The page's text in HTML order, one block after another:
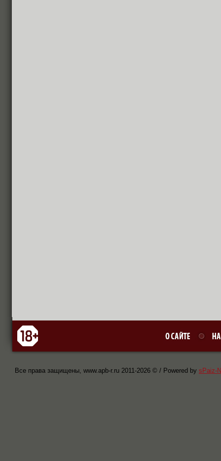
Все права защищены, www.apb-r.ru 2011-2026 © / Powered by sPaiz-